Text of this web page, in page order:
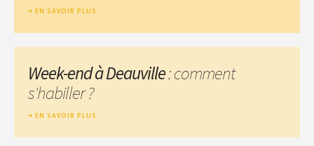
EN SAVOIR PLUS
Week-end à Deauville: comment
s'habiller ?
EN SAVOIR PLUS